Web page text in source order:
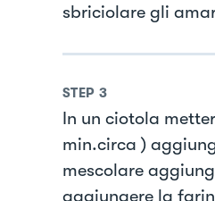
sbriciolare gli
STEP 3
In un ciotola
min.circa )
mescolare
aggiungere la